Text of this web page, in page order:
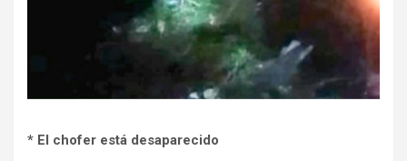
* El chofer está desaparecido